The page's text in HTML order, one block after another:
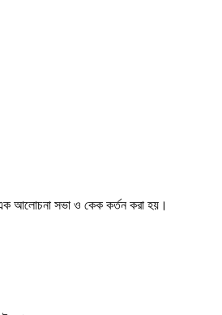
এক আলোচনা সভা ও কেক কর্তন করা হয়।